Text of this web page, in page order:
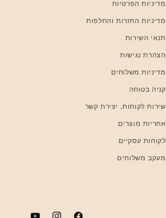
מדיניות הפרטיות
מדיניות החזרות והחלפות
תנאי השירות
הצהרת נגישות
מדיניות משלוחים
קניה בטוחה
שירות לקוחות, יצירת קשר
אחריות מוצרים
לקוחות עסקיים
מעקב משלוחים